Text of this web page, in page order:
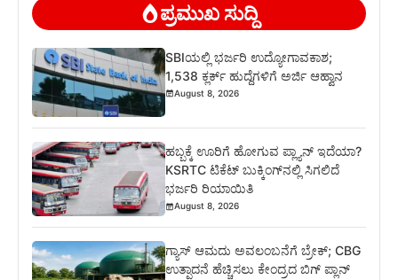
ಪ್ರಮುಖ ಸುದ್ದಿ
SBIಯಲ್ಲಿ ಭರ್ಜರಿ ಉದ್ಯೋಗಾವಕಾಶ;
1,538 ಕ್ಲರ್ಕ್ ಹುದ್ದೆಗಳಿಗೆ ಅರ್ಜಿ ಆಹ್ವಾನ
August 8, 2026
ಹಬ್ಬಕ್ಕೆ ಊರಿಗೆ ಹೋಗುವ ಪ್ಲ್ಯಾನ್ ಇದೆಯಾ?
KSRTC ಟಿಕೆಟ್ ಬುಕ್ಕಿಂಗ್‌ನಲ್ಲಿ ಸಿಗಲಿದೆ
ಭರ್ಜರಿ ರಿಯಾಯಿತಿ
August 8, 2026
ಗ್ಯಾಸ್ ಆಮದು ಅವಲಂಬನೆಗೆ ಬ್ರೇಕ್; CBG
ಉತ್ಪಾದನೆ ಹೆಚ್ಚಿಸಲು ಕೇಂದ್ರದ ಬಿಗ್ ಪ್ಲಾನ್